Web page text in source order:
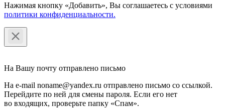
Нажимая кнопку «Добавить», Вы соглашаетесь c условиями
политики конфиденциальности.
На Вашу почту отправлено письмо
На e-mail noname@yandex.ru отправлено письмо со ссылкой.
Перейдите по ней для смены пароля. Если его нет
во входящих, проверьте папку «Спам».